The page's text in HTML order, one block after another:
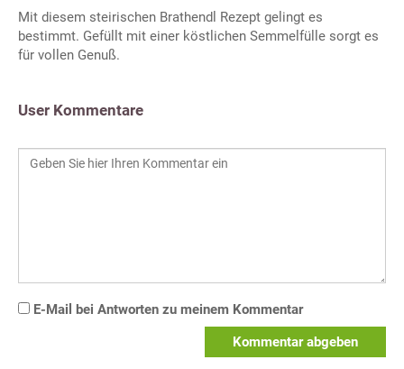
Mit diesem steirischen Brathendl Rezept gelingt es
bestimmt. Gefüllt mit einer köstlichen Semmelfülle sorgt es
für vollen Genuß.
User Kommentare
E-Mail bei Antworten zu meinem Kommentar
Kommentar abgeben